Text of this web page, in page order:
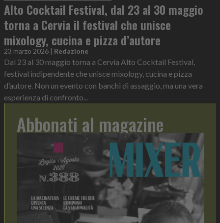
Alto Cocktail Festival, dal 23 al 30 maggio
torna a Cervia il festival che unisce
mixology, cucina e pizza d’autore
23 marzo 2026 | Redazione
Dal 23 al 30 maggio torna a Cervia Alto Cocktail Festival,
festival indipendente che unisce mixology, cucina e pizza
d’autore. Non un evento con banchi di assaggio, ma una vera
esperienza di confronto...
Abbonati al magazine